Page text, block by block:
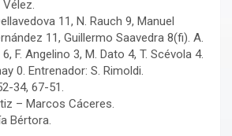
Vélez.
11, N. Rauch 9, Manuel
11, Guillermo Saavedra 8(fi). A.
F. Angelino 3, M. Dato 4, T. Scévola 4.
0. Entrenador: S. Rimoldi.
34, 67-51.
– Marcos Cáceres.
Bértora.